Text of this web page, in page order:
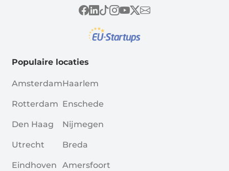
Populaire locaties
Amsterdam
Rotterdam
Den Haag
Utrecht
Eindhoven
Haarlem
Enschede
Nijmegen
Breda
Amersfoort